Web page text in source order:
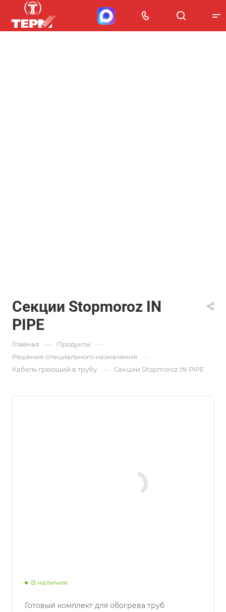
Секции Stopmoroz IN
PIPE
Главная — Продукты —
Решения специального назначения —
Кабель греющий в трубу — Секции Stopmoroz IN PIPE
В наличии
Готовый комплект для обогрева труб